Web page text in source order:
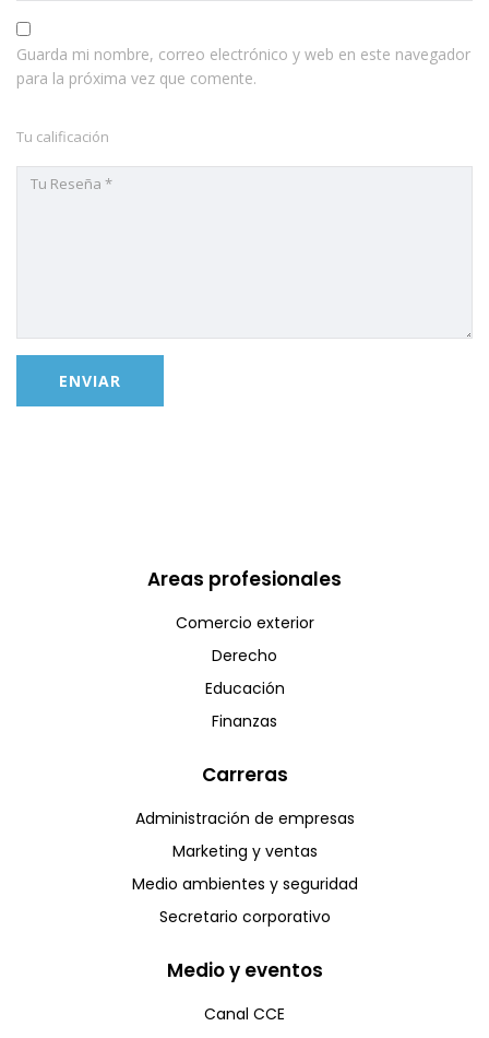
Guarda mi nombre, correo electrónico y web en este navegador
para la próxima vez que comente.
Tu calificación
Areas profesionales
Comercio exterior
Derecho
Educación
Finanzas
Carreras
Administración de empresas
Marketing y ventas
Medio ambientes y seguridad
Secretario corporativo
Medio y eventos
Canal CCE